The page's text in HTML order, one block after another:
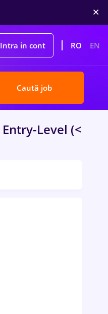
Intra in cont RO EN
Caută job
Entry-Level (<